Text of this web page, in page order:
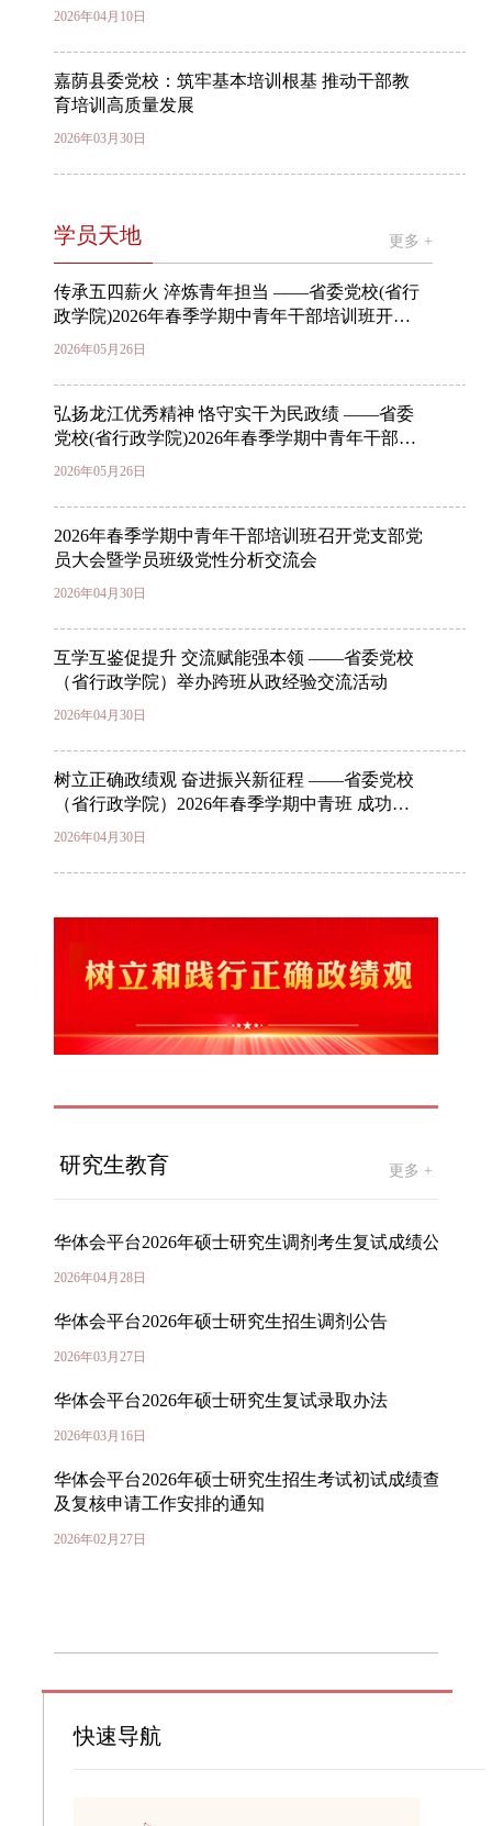
2026年04月10日
嘉荫县委党校：筑牢基本培训根基 推动干部教
育培训高质量发展
2026年03月30日
学员天地 更多 +
传承五四薪火 淬炼青年担当 ——省委党校(省行
政学院)2026年春季学期中青年干部培训班开
展“传承五四薪火 淬炼青年担当”主题党日活动
2026年05月26日
弘扬龙江优秀精神 恪守实干为民政绩 ——省委
党校(省行政学院)2026年春季学期中青年干部培
训班举办第三期“思政学堂”
2026年05月26日
2026年春季学期中青年干部培训班召开党支部党
员大会暨学员班级党性分析交流会
2026年04月30日
互学互鉴促提升 交流赋能强本领 ——省委党校
（省行政学院）举办跨班从政经验交流活动
2026年04月30日
树立正确政绩观 奋进振兴新征程 ——省委党校
（省行政学院）2026年春季学期中青班 成功举
办第二期“思政学堂”
2026年04月30日
研究生教育 更多 +
华体会平台2026年硕士研究生调剂考生复试成绩公示
2026年04月28日
华体会平台2026年硕士研究生招生调剂公告
2026年03月27日
华体会平台2026年硕士研究生复试录取办法
2026年03月16日
华体会平台2026年硕士研究生招生考试初试成绩查询
及复核申请工作安排的通知
2026年02月27日
快速导航